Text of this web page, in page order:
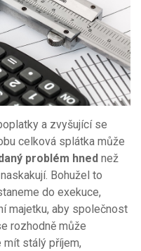
a zvyšující se
celková splátka může
problém hned než
Bohužel to
do exekuce,
majetku, aby společnost
rozhodně může
mít stálý příjem,